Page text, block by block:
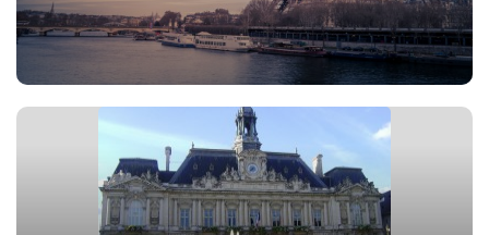
Location car Paris